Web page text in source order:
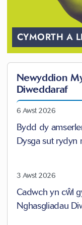
CYMORTH A
Newyddion
Diweddaraf
6 Awst 2026
Bydd dy
Dysga sut rydyn
3 Awst 2026
Cadwch yn cŵl
Nghasgliadau